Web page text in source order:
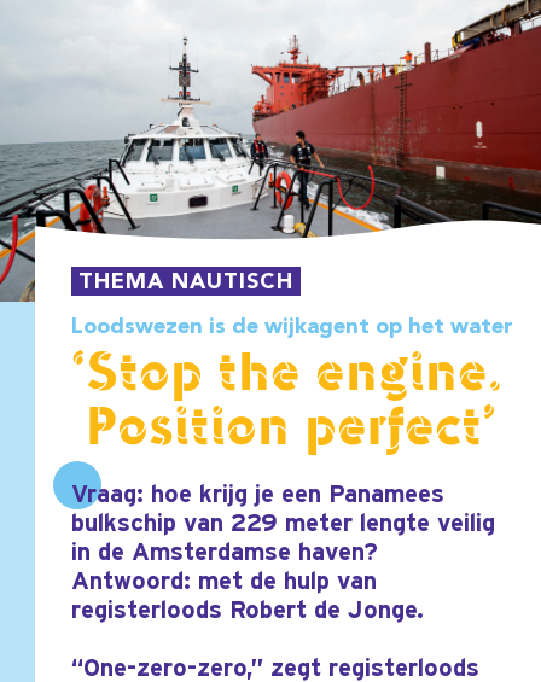
THEMA NAUTISCH
Loodswezen is de wijkagent op het water
‘Stop the engine.
Position perfect’
Vraag: hoe krijg je een Panamees
bulkschip van 229 meter lengte veilig
in de Amsterdamse haven?
Antwoord: met de hulp van
registerloods Robert de Jonge.
“One-zero-zero,” zegt registerloods